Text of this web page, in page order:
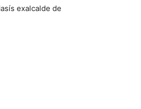
exalcalde de